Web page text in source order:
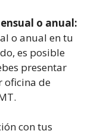
o anual:
o anual en tu
es posible
presentar
oficina de
con tus